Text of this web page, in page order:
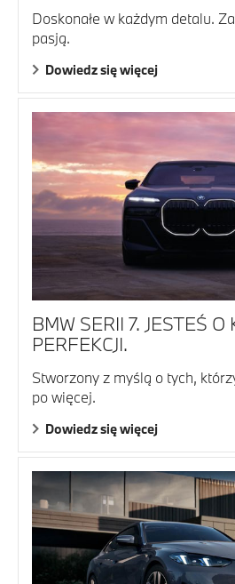
Doskonałe w każdym detalu.
pasją.
Dowiedz się więcej
BMW SERII 7. JESTEŚ O
PERFEKCJI.
Stworzony z myślą o tych,
po więcej.
Dowiedz się więcej